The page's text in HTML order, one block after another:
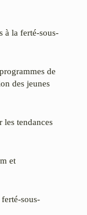
à la ferté-sous-
de
des jeunes
tendances
et
sous-